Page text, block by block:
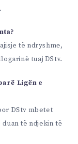
të ndryshme,
tuaj DStv.
Ligën e
DStv mbetet
të ndjekin të